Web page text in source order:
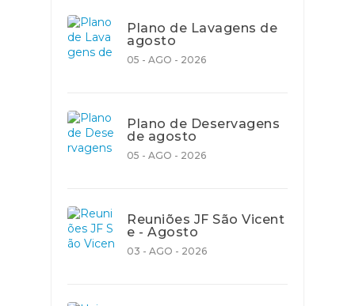
Plano de Lavagens de
agosto
05 - AGO - 2026
Plano de Deservagens
de agosto
05 - AGO - 2026
Reuniões JF São Vicent
e - Agosto
03 - AGO - 2026